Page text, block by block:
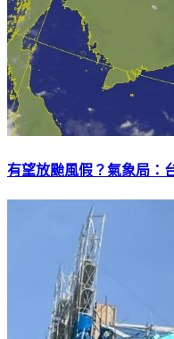
有望放颱風假？氣象局：